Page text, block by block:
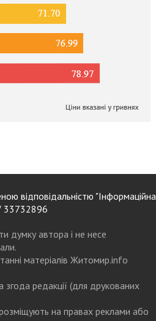
відповідальністю "Інформаційна
33732896
думку автора і не несе
матеріалів Житомир.info
згода редакції (для друкованих
на правах реклами або